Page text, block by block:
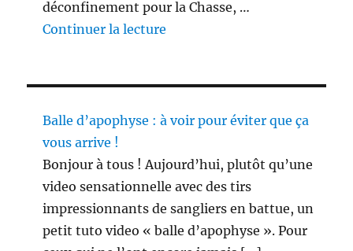
déconfinement pour la Chasse, …
Continuer la lecture
Balle d’apophyse : à voir pour éviter que ça
vous arrive !
Bonjour à tous ! Aujourd’hui, plutôt qu’une
video sensationnelle avec des tirs
impressionnants de sangliers en battue, un
petit tuto video « balle d’apophyse ». Pour